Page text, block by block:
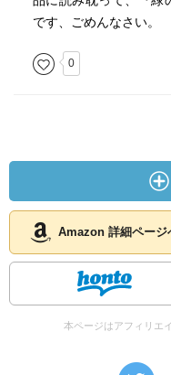
です、ごめんなさい。
0
Amazon 詳細ページ
本ページはアフィリエ